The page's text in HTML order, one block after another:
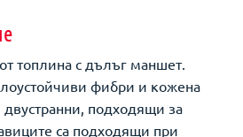
топлина с дълъг маншет.
фибри и кожена
подходящи за
са подходящи при